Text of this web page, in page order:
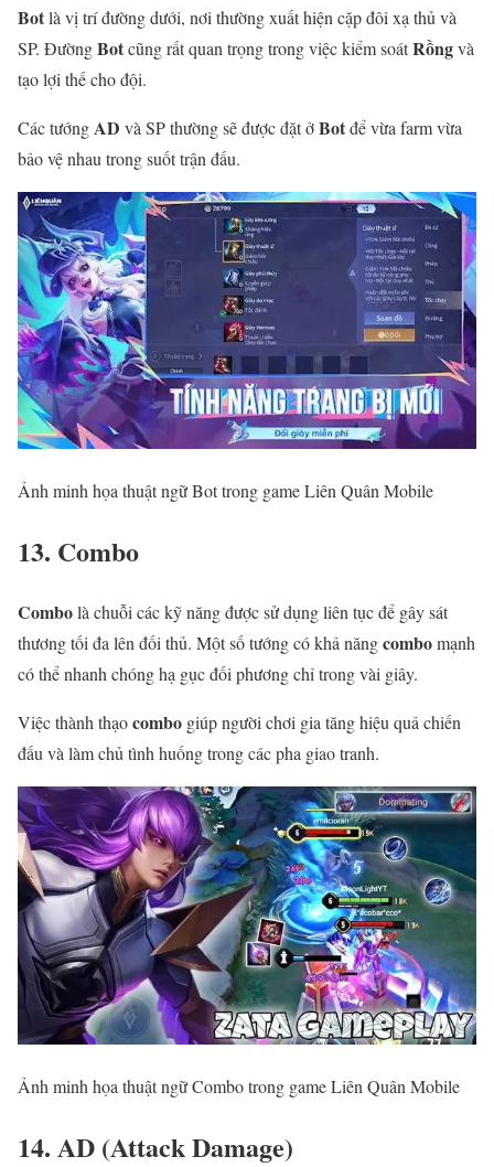
Botlà vị trí đường dưới, nơi thường xuất hiện cặp đôi xạ thủ và
SP. ĐườngBotcũng rất quan trọng trong việc kiểm soátRồngvà
tạo lợi thế cho đội.
Các tướngAD và SP thường sẽ được đặt ởBotđể vừa farm vừa
bảo vệ nhau trong suốt trận đấu.
Ảnh minh họa thuật ngữ Bot trong game Liên Quân Mobile
13. Combo
Combolà chuỗi các kỹ năng được sử dụng liên tục để gây sát
thương tối đa lên đối thủ. Một số tướng có khả năngcombomạnh
có thể nhanh chóng hạ gục đối phương chỉ trong vài giây.
Việc thành thạocombo giúp người chơi gia tăng hiệu quả chiến
đấu và làm chủ tình huống trong các pha giao tranh.
Ảnh minh họa thuật ngữ Combo trong game Liên Quân Mobile
14. AD (Attack Damage)